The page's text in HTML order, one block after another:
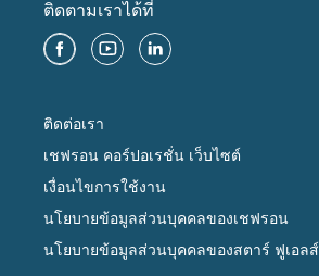
ติดตามเราได้ที่
ติดต่อเรา
เชฟรอน คอร์ปอเรชั่น เว็บไซต์
เงื่อนไขการใช้งาน
นโยบายข้อมูลส่วนบุคคลของเชฟรอน
นโยบายข้อมูลส่วนบุคคลของสตาร์ ฟูเอลส์